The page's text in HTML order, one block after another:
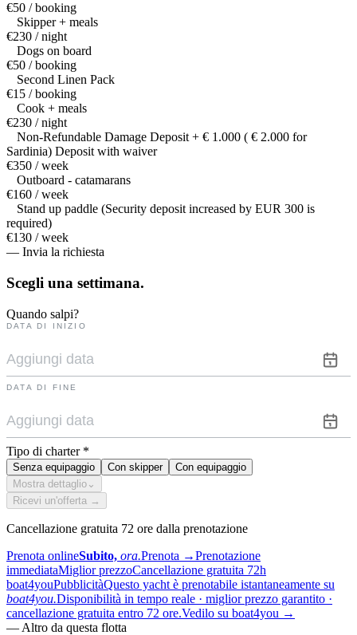
€50 / booking
Skipper + meals
€230 / night
Dogs on board
€50 / booking
Second Linen Pack
€15 / booking
Cook + meals
€230 / night
Non-Refundable Damage Deposit + € 1.000 ( € 2.000 for
Sardinia) Deposit with waiver
€350 / week
Outboard - catamarans
€160 / week
Stand up paddle (Security deposit increased by EUR 300 is
required)
€130 / week
— Invia la richiesta
Scegli una settimana.
Quando salpi?
DATA DI INIZIO
DATA DI FINE
Tipo di charter *
Senza equipaggio Con skipper
Con equipaggio
Mostra dettaglio ⌄
Ricevi un'offerta →
Cancellazione gratuita 72 ore dalla prenotazione
Prenota onlineSubito, ora.Prenota →Prenotazione
immediataMiglior prezzoCancellazione gratuita 72h
boat4youPubblicitàQuesto yacht è prenotabile istantaneamente su
boat4you.Disponibilità in tempo reale · miglior prezzo garantito ·
cancellazione gratuita entro 72 ore.Vedilo su boat4you →
— Altro da questa flotta